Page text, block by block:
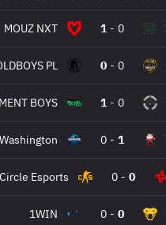
MOUZ NXT 1 - 0
PL 0 - 0
BOYS 1 - 0
Washington 0 - 1
Esports 0 - 0
1WIN 0 - 0